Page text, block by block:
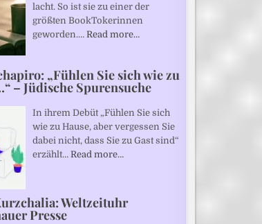
lacht. So ist sie zu einer der
größten BookTokerinnen
geworden.… Read more…
„Fühlen Sie sich wie zu
– Jüdische Spurensuche
In ihrem Debüt „Fühlen Sie sich
wie zu Hause, aber vergessen Sie
dabei nicht, dass Sie zu Gast sind“
erzählt… Read more…
Weltzeituhr
Presse